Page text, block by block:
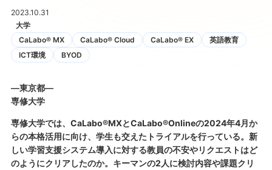
2023.10.31
大学
CaLabo® MX
CaLabo®︎ Cloud CaLabo® EX
英語教育
ICT環境
BYOD
―東京都―
専修大学
専修大学では、CaLabo®MXとCaLabo®Onlineの2024年4月か
らの本格活用に向け、学生も交えたトライアルを行っている。新
しい学習支援システム導入に対する教員の不安やリクエストはど
のようにクリアしたのか。キーマンの2人に検討内容や課題クリ